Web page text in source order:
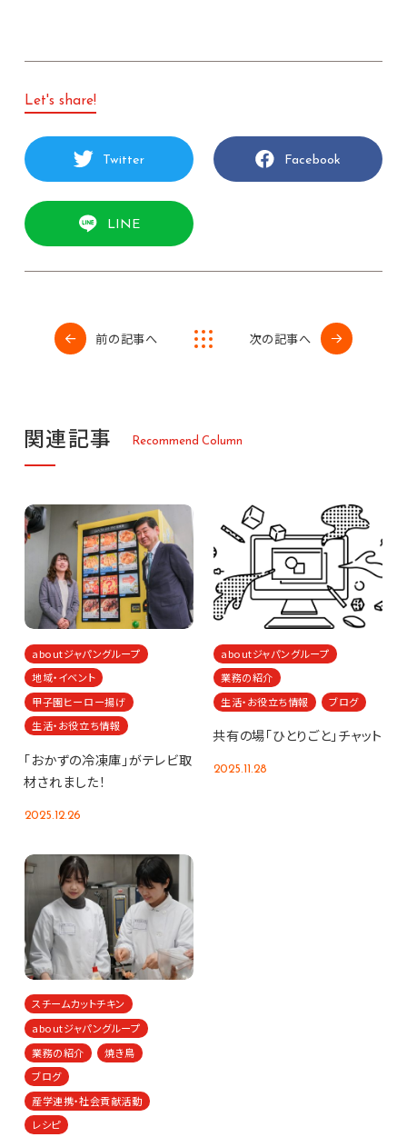
Let's share!
Twitter Facebook
LINE
前の記事へ 次の記事へ
関連記事 Recommend Co lumn
aboutジャパングループ
地域・イベント
甲子園ヒーロー揚げ
生活・お役立ち情報
「おかずの冷凍庫」がテレビ取
材されました！
2025.12.26
aboutジャパングループ
業務の紹介
生活・お役立ち情報
ブログ
共有の場「ひとりごと」チャット
2025.11.28
スチームカットチキン
aboutジャパングループ
業務の紹介
焼き鳥
ブログ
産学連携・社会貢献活動
レシピ